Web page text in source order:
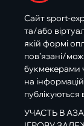
Сайт sport-
та/або
якій формі
пов’язані/
букмекерами
на
УЧАСТЬ В